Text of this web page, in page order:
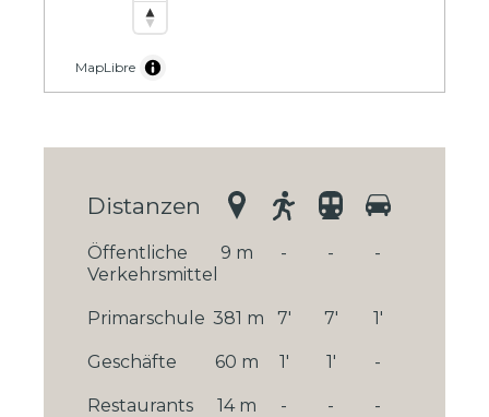
MapLibre
Distanzen
Öffentliche
Verkehrsmittel
9 m - - -
Primarschule 381 m 7' 7' 1'
Geschäfte 60 m 1' 1' -
Restaurants 14 m - - -